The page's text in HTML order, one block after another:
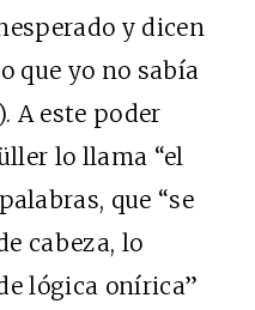
y dicen
que yo no sabía
A este poder
lo llama “el
que “se
cabeza, lo
lógica onírica”